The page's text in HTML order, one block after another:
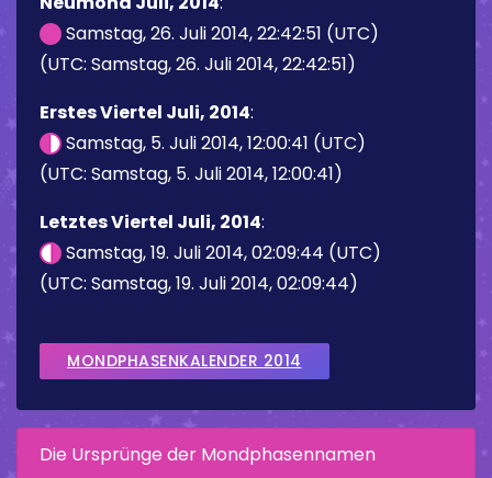
Samstag, 26. Juli 2014, 22:42:51 (UTC)
(UTC: Samstag, 26. Juli 2014, 22:42:51)
Erstes Viertel Juli, 2014:
Samstag, 5. Juli 2014, 12:00:41 (UTC)
(UTC: Samstag, 5. Juli 2014, 12:00:41)
Letztes Viertel Juli, 2014:
Samstag, 19. Juli 2014, 02:09:44 (UTC)
(UTC: Samstag, 19. Juli 2014, 02:09:44)
MONDPHASENKALENDER 2014
Die Ursprünge der Mondphasennamen